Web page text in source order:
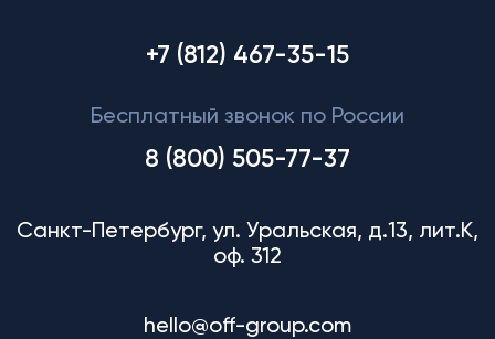
+7 (812) 467-35-15
Бесплатный звонок по России
8 (800) 505-77-37
Санкт-Петербург, ул. Уральская, д.13, лит.К,
оф. 312
hello@off-group.com